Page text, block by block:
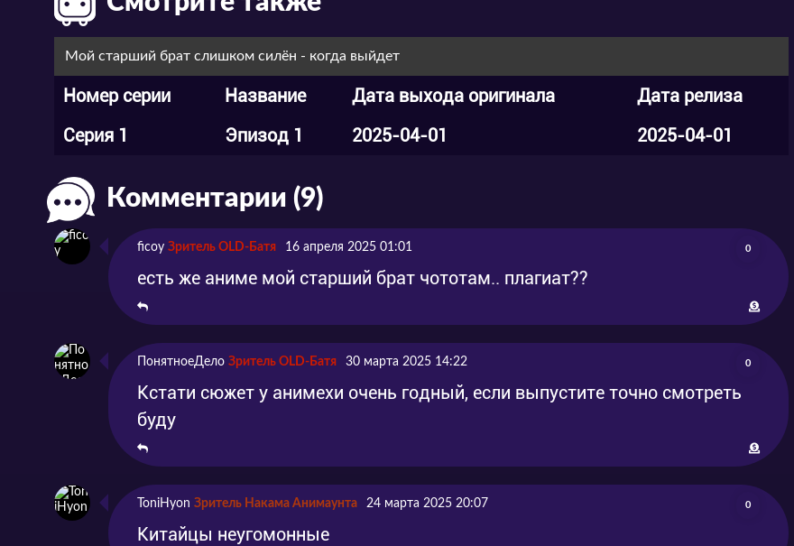
Мой старший брат слишком силён - когда выйдет
Номер серии Название Дата выхода оригинала
Дата релиза
Серия 1
Эпизод 1 2025-04-01 2025-04-01
Комментарии (9)
ficoy Зритель OLD-Батя 16 апреля 2025 01:01 0
есть же аниме мой старший брат чототам.. плагиат??
ПонятноеДело Зритель OLD-Батя 30 марта 2025 14:22 0
Кстати сюжет у анимехи очень годный, если выпустите точно смотреть
буду
ToniHyon Зритель Накама Анимаунта 24 марта 2025 20:07 0
Китайцы неугомонные